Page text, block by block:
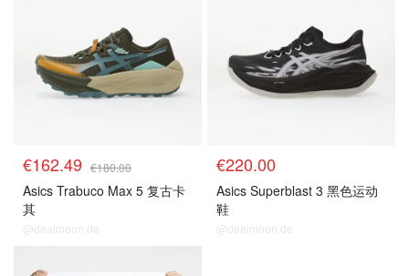
€162.49 €180.00
Asics Trabuco Max 5 复古卡
其
@dealmoon.de
€220.00
Asics Superblast 3 黑色运动
鞋
@dealmoon.de